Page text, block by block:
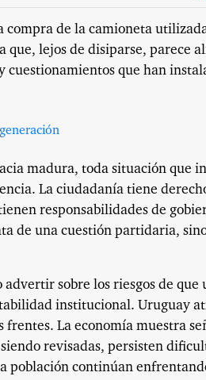
compra de la camioneta
lejos de disiparse, parece
que han
madura, toda situación que
La ciudadanía tiene
responsabilidades de
de una cuestión partidaria,
advertir sobre los riesgos de
institucional. Uruguay
La economía muestra
revisadas, persisten
población continúan